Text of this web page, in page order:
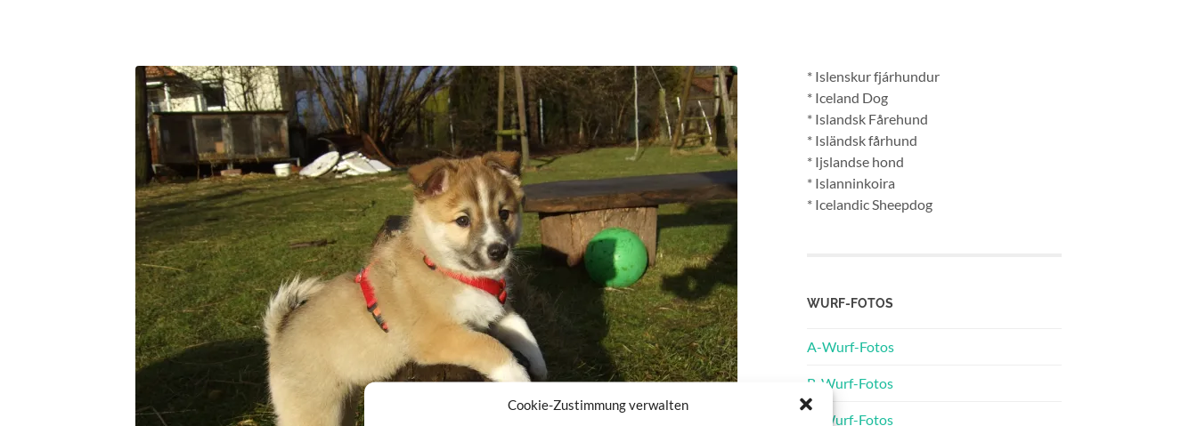
Cookie-Zustimmung verwalten
* Islenskur fjárhundur
* Iceland Dog
* Islandsk Fårehund
* Isländsk fårhund
* Ijslandse hond
* Islanninkoira
* Icelandic Sheepdog
WURF-FOTOS
A-Wurf-Fotos
B-Wurf-Fotos
C-Wurf-Fotos